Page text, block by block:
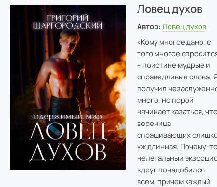
Ловец духов
Автор: Ловец духов
«Кому многое дано, с
того многое
– поистине мудрые и
справедливые слова. Я
получил
много, но порой
начинает казаться, что
вереница
спрашивающих
уж длинная. Почему-то
нелегальный
вдруг понадобился
всем, причем каждый